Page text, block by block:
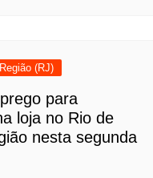
(RJ)
para
loja no Rio de
nesta segunda